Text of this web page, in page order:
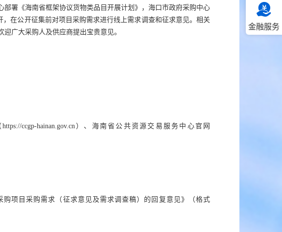
署《海南省框架协议货物类品目开展计划》，海口市政府采购中心
，在公开征集前对项目 采购需求进行线上需求调查和征求意见。 相关
迎广大采购人及供应商提出宝贵意见。
ccgp-hainan.gov.cn）、海南省公共资源交易服务中心官网
购项目采购需求（征求意见及需求调查稿）的回复意见》（格式
金融服务